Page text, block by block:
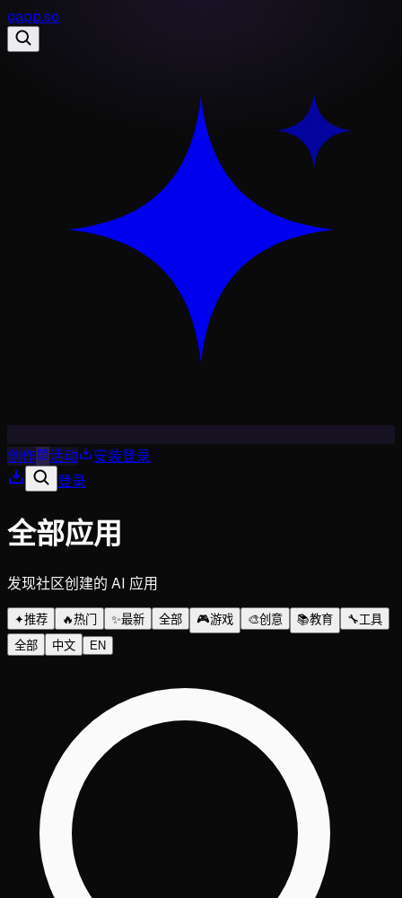
gapp.so
创作 活动 安装登录
登录
全部应用
发现社区创建的 AI 应用
✦推荐 🔥热门 ✨最新 全部 🎮游戏 🎨创意 📚教育 🔧工具
全部
中文 EN